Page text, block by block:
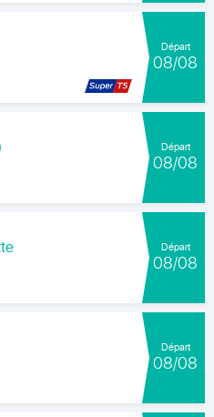
Départ
08/08
Départ
08/08
Départ
08/08
Départ
08/08